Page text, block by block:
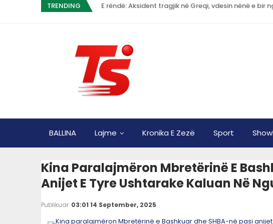
TRENDING E rëndë: Aksident tragjik në Greqi, vdesin nënë e bir
BALLINA Lajme Kronika E Zezë Sport
Kina Paralajmëron Mbretërinë E
Anijet E Tyre Ushtarake Kaluan Në
Publikuar 03:01 14 September, 2025